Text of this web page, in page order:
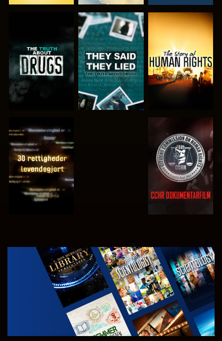
SE SE
SE SE
SE
UDFORSK
SERIEN